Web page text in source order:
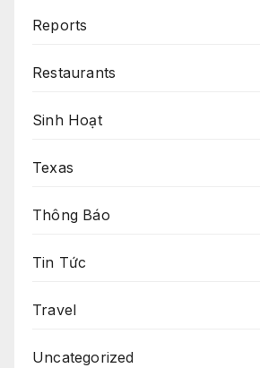
Reports
Restaurants
Sinh Hoạt
Texas
Thông Báo
Tin Tức
Travel
Uncategorized